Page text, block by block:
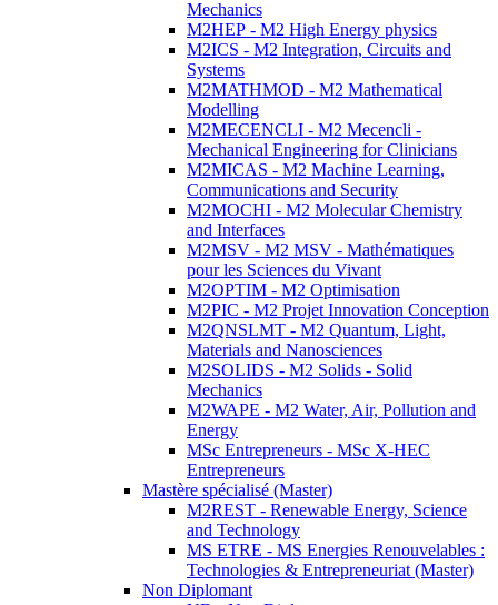
Mechanics
M2HEP - M2 High Energy physics
M2ICS - M2 Integration, Circuits and
Systems
M2MATHMOD - M2 Mathematical
Modelling
M2MECENCLI - M2 Mecencli -
Mechanical Engineering for Clinicians
M2MICAS - M2 Machine Learning,
Communications and Security
M2MOCHI - M2 Molecular Chemistry
and Interfaces
M2MSV - M2 MSV - Mathématiques
pour les Sciences du Vivant
M2OPTIM - M2 Optimisation
M2PIC - M2 Projet Innovation Conception
M2QNSLMT - M2 Quantum, Light,
Materials and Nanosciences
M2SOLIDS - M2 Solids - Solid
Mechanics
M2WAPE - M2 Water, Air, Pollution and
Energy
MSc Entrepreneurs - MSc X-HEC
Entrepreneurs
Mastère spécialisé (Master)
M2REST - Renewable Energy, Science
and Technology
MS ETRE - MS Energies Renouvelables :
Technologies & Entrepreneuriat (Master)
Non Diplomant